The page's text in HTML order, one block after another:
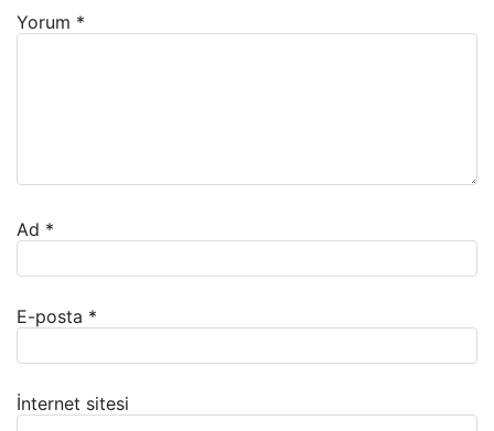
Yorum *
Ad *
E-posta *
İnternet sitesi